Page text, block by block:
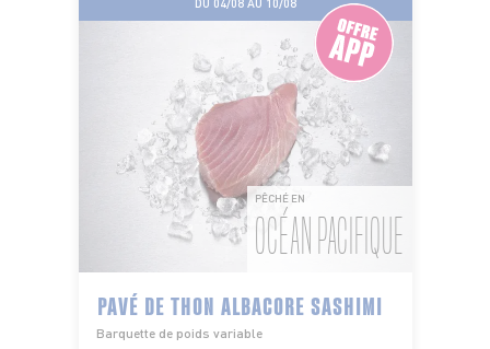
PÊCHÉ EN
OCÉAN PACIFIQUE
PAVÉ DE THON ALBACORE SASHIMI
Barquette de poids variable